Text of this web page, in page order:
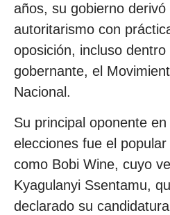
años, su gobierno derivó
autoritarismo con
oposición, incluso
gobernante, el
Nacional.
Su principal oponente
elecciones fue el
como Bobi Wine, cuyo
Kyagulanyi Ssentamu,
declarado su